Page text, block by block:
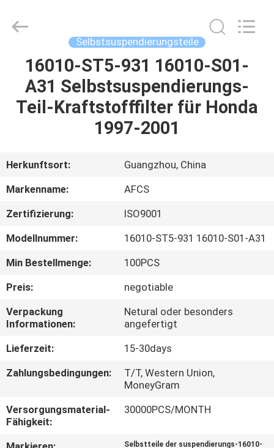
HAUSE
VIDEOS
UNS
WERKSBESICHTIGUNG
QUALITÄTSKONTROLLE
KONTAKT
NACHRICHTEN
ANGEBOT
ANFORDERN
Selbstsuspendierungsteile
16010-ST5-931 16010-S01-
A31 Selbstsuspendierungs-
Teil-Kraftstofffilter für Honda
1997-2001
Herkunftsort:
Guangzhou, China
Markenname:
AFCS
Zertifizierung:
ISO9001
Modellnummer:
16010-ST5-931 16010-S01-A31
Min Bestellmenge:
100PCS
Preis:
negotiable
Verpackung
Informationen:
Netural oder besonders
angefertigt
Lieferzeit:
15-30days
Zahlungsbedingungen:
T/T, Western Union,
MoneyGram
Versorgungsmaterial-
Fähigkeit:
30000PCS/MONTH
Selbstteile der suspendierungs-16010-